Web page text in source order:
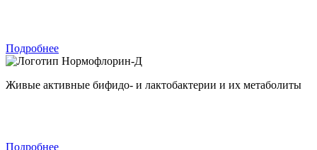
Подробнее
Нормофлорин-Д
Живые активные бифидо- и лактобактерии и их метаболиты
Подробнее